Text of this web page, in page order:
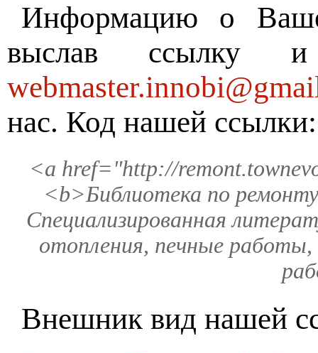
Информацию о
выслав ссылку
нас. Код нашей ссылки:
<a href="http://
<b>Библиотека по
Специализированная
отопления, печные
Внешник вид нашей